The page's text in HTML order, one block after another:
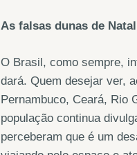
As falsas dunas de Natal
O Brasil, como sempre,
dará. Quem desejar ver,
Pernambuco, Ceará, Rio
população continua
perceberam que é um